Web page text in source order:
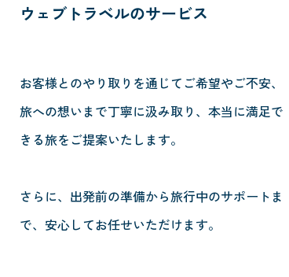
ウェブトラベルのサービス
お客様とのやり取りを通じてご希望やご不安、
旅への想いまで丁寧に汲み取り、本当に満足で
きる旅をご提案いたします。
さらに、出発前の準備から旅行中のサポートま
で、安心してお任せいただけます。